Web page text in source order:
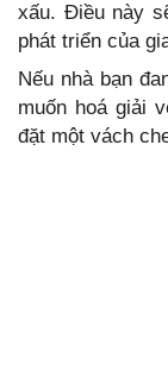
xấu. Điều này
phát triển của
Nếu nhà bạn
muốn hoá giải
đặt một vách